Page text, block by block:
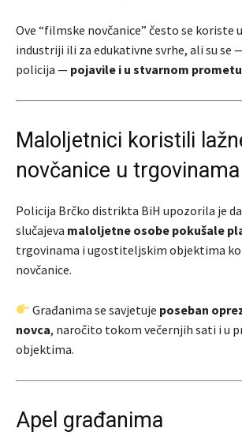
Ove “filmske novčanice” često se koriste
industriji ili za edukativne svrhe, ali su se
policija — pojavile i u stvarnom prometu
Maloljetnici koristili
novčanice u trgovinama
Policija Brčko distrikta BiH upozorila je
slučajeva maloljetne osobe pokušale
trgovinama i ugostiteljskim objektima
novčanice.
Građanima se savjetuje poseban
novca, naročito tokom večernjih sati i u
objektima.
Apel građanima